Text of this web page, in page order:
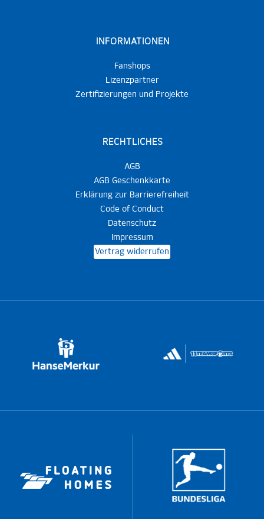
INFORMATIONEN
Fanshops
Lizenzpartner
Zertifizierungen und Projekte
RECHTLICHES
AGB
AGB Geschenkkarte
Erklärung zur Barrierefreiheit
Code of Conduct
Datenschutz
Impressum
Vertrag widerrufen